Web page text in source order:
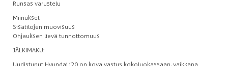
Runsas varustelu
Miinukset
Sisätilojen muovisuus
Ohjauksen lievä tunnottomuus
JÄLKIMAKU:
Uudistunut Hyundai i20 on kova vastus kokoluokassaan, vaikkapa